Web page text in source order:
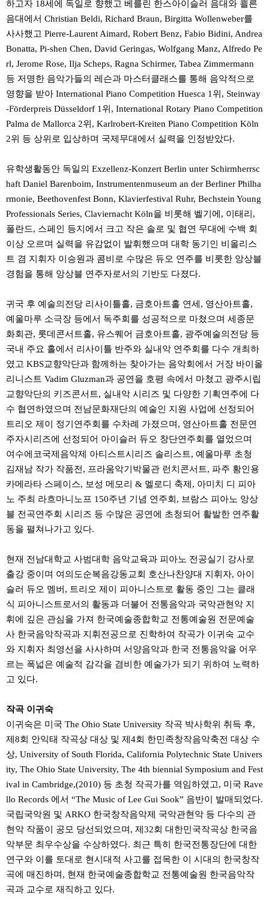
하고자 18세에 독일로 향했고 베를린 한스아이슬러 음대와 쾰른
음대에서 Christian Beldi, Richard Braun, Birgitta Wollenweber를
사사했고 Pierre-Laurent Aimard, Robert Benz, Fabio Bidini, Andrea
Bonatta, Pi-shen Chen, David Geringas, Wolfgang Manz, Alfredo Pe
rl, Jerome Rose, Ilja Scheps, Ragna Schirmer, Tabea Zimmermann
등 저명한 음악가들의 레슨과 마스터클래스를 통해 음악적으로
영향을 받아 International Piano Competition Huesca 1위, Steinway
-Förderpreis Düsseldorf 1위, International Rotary Piano Competition
Palma de Mallorca 2위, Karlrobert-Kreiten Piano Competition Köln
2위 등 상위로 입상하며 국제무대에서 실력을 인정받았다.
유학생활동안 독일의 Exzellenz-Konzert Berlin unter Schirmherrsc
haft Daniel Barenboim, Instrumentenmuseum an der Berliner Philha
rmonie, Beethovenfest Bonn, Klavierfestival Ruhr, Bechstein Young
Professionals Series, Claviernacht Köln을 비롯해 벨기에, 이태리,
폴란드, 스페인 등지에서 크고 작은 솔로 및 협연 무대에 수백 회
이상 오르며 실력을 유감없이 발휘했으며 대학 동기인 비올리스
트 겸 지휘자 이승원과 콤비로 수많은 듀오 연주를 비롯한 앙상블
경험을 통해 앙상블 연주자로서의 기반도 다졌다.
귀국 후 예술의전당 리사이틀홀, 금호아트홀 연세, 영산아트홀,
예울마루 소극장 등에서 독주회를 성공적으로 마쳤으며 세종문
화회관, 롯데콘서트홀, 유스퀘어 금호아트홀, 광주예술의전당 등
국내 주요 홀에서 리사이틀 반주와 실내악 연주회를 다수 개최하
였고 KBS교향악단과 함께하는 찾아가는 음악회에서 거장 바이올
리니스트 Vadim Gluzman과 공연을 호평 속에서 마쳤고 광주시립
교향악단의 키즈콘서트, 실내악 시리즈 및 다양한 기획연주에 다
수 협연하였으며 전남문화재단의 예술인 지원 사업에 선정되어
트리오 제이 정기연주회를 수차례 가졌으며, 영산아트홀 전문연
주자시리즈에 선정되어 아이슬러 듀오 창단연주회를 열었으며
여수에코국제음악제 아티스트시리즈 솔리스트, 예울마루 초청
김재남 작가 작품전, 프라움악기박물관 런치콘서트, 파주 황인용
카메라타 스페이스, 보성 메모리 & 멜로디 축제, 아미치 디 피아
노 주최 라흐마니노프 150주년 기념 연주회, 브람스 피아노 앙상
블 전곡연주회 시리즈 등 수많은 공연에 초청되어 활발한 연주활
동을 펼쳐나가고 있다.
현재 전남대학교 사범대학 음악교육과 피아노 전공실기 강사로
출강 중이며 여의도순복음강동교회 호산나찬양대 지휘자, 아이
슬러 듀오 멤버, 트리오 제이 피아니스트로 활동 중인 그는 클래
식 피아니스트로서의 활동과 더불어 전통음악과 국악관현악 지
휘에 깊은 관심을 가져 한국예술종합학교 전통예술원 전문예술
사 한국음악작곡과 지휘전공으로 진학하여 작곡가 이귀숙 교수
와 지휘자 최영선을 사사하며 서양음악과 한국 전통음악을 어우
르는 폭넓은 예술적 감각을 겸비한 예술가가 되기 위하여 노력하
고 있다.
작곡 이귀숙
이귀숙은 미국 The Ohio State University 작곡 박사학위 취득 후,
제8회 안익태 작곡상 대상 및 제4회 한민족창작음악축전 대상 수
상, University of South Florida, California Polytechnic State Univers
ity, The Ohio State University, The 4th biennial Symposium and Fest
ival in Cambridge,(2010) 등 초청 작곡가를 역임하였고, 미국 Rave
llo Records 에서 “The Music of Lee Gui Sook” 음반이 발매되었다.
국립국악원 및 ARKO 한국창작음악제 국악관현악 등 다수의 관
현악 작품이 공모 당선되었으며, 제32회 대한민국작곡상 한국음
악부문 최우수상을 수상하였다. 최근 특히 한국전통장단에 대한
연구와 이를 토대로 현시대적 사고를 접목한 이 시대의 한국창작
곡에 매진하며, 현재 한국예술종합학교 전통예술원 한국음악작
곡과 교수로 재직하고 있다.